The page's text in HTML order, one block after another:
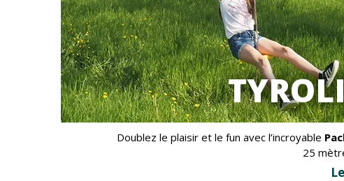
Doublez le plaisir et le fun avec l’incroyable
25